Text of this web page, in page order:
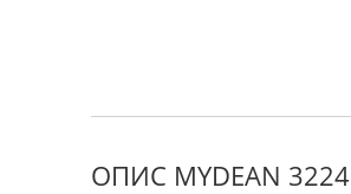
ОПИС MYDEAN 3224